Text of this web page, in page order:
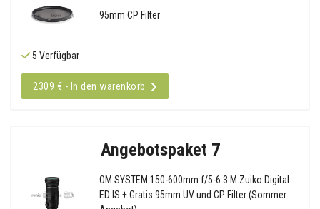
95mm CP Filter
5 Verfügbar
2309 € - In den warenkorb
Angebotspaket 7
OM SYSTEM 150-600mm f/5-6.3 M.Zuiko Digital
ED IS + Gratis 95mm UV und CP Filter (Sommer